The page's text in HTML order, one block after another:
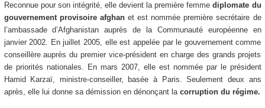
Reconnue pour son intégrité, elle devient la première femme diplomate du
gouvernement provisoire afghan et est nommée première secrétaire de
l’ambassade d’Afghanistan auprès de la Communauté européenne en
janvier 2002. En juillet 2005, elle est appelée par le gouvernement comme
conseillère auprès du premier vice-président en charge des grands projets
de priorités nationales. En mars 2007, elle est nommée par le président
Hamid Karzaï, ministre-conseiller, basée à Paris. Seulement deux ans
après, elle lui donne sa démission en dénonçant la corruption du régime.